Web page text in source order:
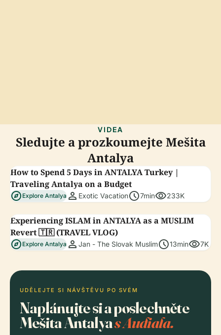
VIDEA
Sledujte a prozkoumejte Mešita
Antalya
How to Spend 5 Days in ANTALYA Turkey |
Traveling Antalya on a Budget
explore Explore Antalya person Exotic Vacationschedule7minvisibility233K
Experiencing ISLAM in ANTALYA as a MUSLIM
Revert 🇹🇷 (TRAVEL VLOG)
explore Explore Antalya person Jan - The Slovak Muslimschedule13minvisibility7K
UDĚLEJTE SI NÁVŠTĚVU PO SVÉM
Naplánujte si a poslechněte
Mešita Antalyas Audiala.